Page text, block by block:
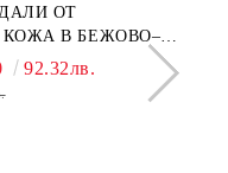
ОТ
КОЖА В БЕЖОВО–
92.32лв.